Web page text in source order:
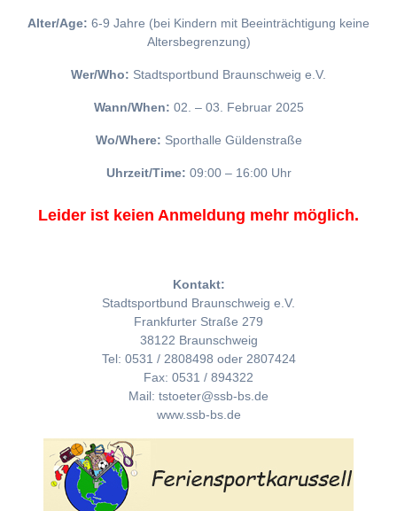
Alter/Age: 6-9 Jahre (bei Kindern mit Beeinträchtigung keine
Altersbegrenzung)
Wer/Who: Stadtsportbund Braunschweig e.V.
Wann/When: 02. – 03. Februar 2025
Wo/Where: Sporthalle Güldenstraße
Uhrzeit/Time: 09:00 – 16:00 Uhr
Leider ist keien Anmeldung mehr möglich.
Kontakt:
Stadtsportbund Braunschweig e.V.
Frankfurter Straße 279
38122 Braunschweig
Tel: 0531 / 2808498 oder 2807424
Fax: 0531 / 894322
Mail: tstoeter@ssb-bs.de
www.ssb-bs.de